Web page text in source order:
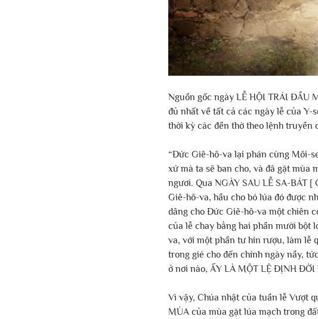
Nguồn gốc ngày LỄ HỘI TRÁI ĐẦU
đủ nhất về tất cả các ngày lễ của
thời kỳ các đền thờ theo lệnh truyền
“Đức Giê-hô-va lại phán cùng Môi-
xứ mà ta sẽ ban cho, và đã gặt mùa
ngươi. Qua NGÀY SAU LỄ SA-BÁT
Giê-hô-va, hầu cho bó lúa đó được
dâng cho Đức Giê-hô-va một chiên
của lễ chay bằng hai phần mười bột
va, với một phần tư hin rượu, làm lễ
trong gié cho đến chính ngày nầy,
ở nơi nào, ẤY LÀ MỘT LỆ ĐỊNH ĐỜI
Vì vậy, Chúa nhật của tuần lễ Vượt
MÙA của mùa gặt lúa mạch trong